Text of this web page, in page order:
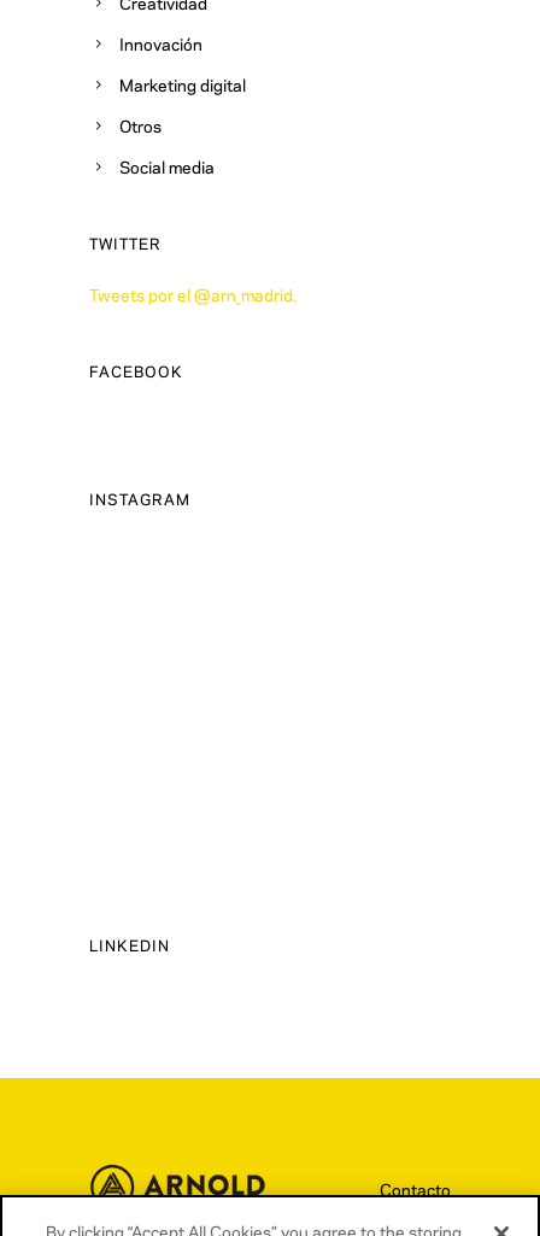
Innovación
Marketing digital
Otros
Social media
TWITTER
Tweets por el @arn_madrid.
FACEBOOK
INSTAGRAM
LINKEDIN
Contacto
Términos y condiciones
By clicking “Accept All Cookies”, you agree to the storing